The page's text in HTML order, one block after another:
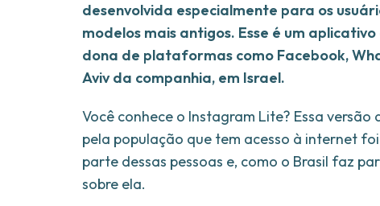
desenvolvida especialmente para os
modelos mais antigos. Esse é um
dona de plataformas como Facebook,
Aviv da companhia, em Israel.
Você conhece o Instagram Lite? Essa
pela população que tem acesso à internet
parte dessas pessoas e, como o Brasil faz
sobre ela.